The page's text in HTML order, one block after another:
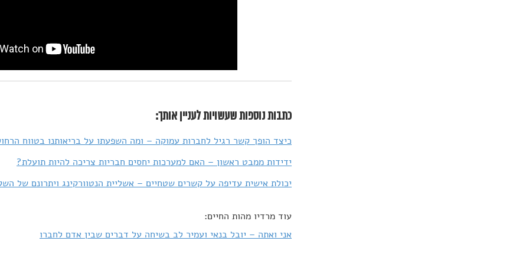
כתבות נוספות שעשויות לעניין אותך:
כיצד הופך קשר רגיל לחברות עמוקה – ומה השפעתו על בריאותנו בטווח
ידידות ממבט ראשון – האם למערכות יחסים חבריות צריכה להיות תועלת?
יכולת אישית עדיפה על קשרים שטחיים – אשליית הנטוורקינג ויתרונם של
עוד מרדיו מהות החיים:
אני ואתה – יובל בנאי ועמיר לב בשיחה על דברים שבין אדם לחברו